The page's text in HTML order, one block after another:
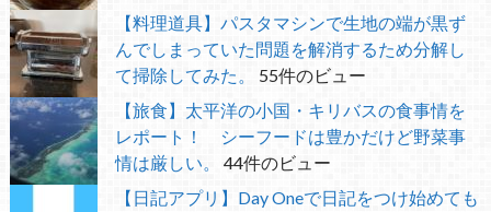
【料理道具】パスタマシンで生地の端が黒ず
んでしまっていた問題を解消するため分解し
て掃除してみた。
55件のビュー
【旅食】太平洋の小国・キリバスの食事情を
レポート！ シーフードは豊かだけど野菜事
情は厳しい。
44件のビュー
【日記アプリ】Day Oneで日記をつけ始めても